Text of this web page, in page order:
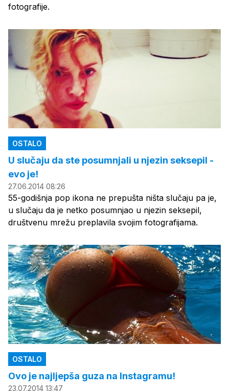
fotografije.
OSTALO
U slučaju da ste posumnjali u njezin seksepil -
evo je!
27.06.2014 08:26
55-godišnja pop ikona ne prepušta ništa slučaju pa je,
u slučaju da je netko posumnjao u njezin seksepil,
društvenu mrežu preplavila svojim fotografijama.
OSTALO
Ovo je najljepša guza na Instagramu!
23.07.2014 13:47